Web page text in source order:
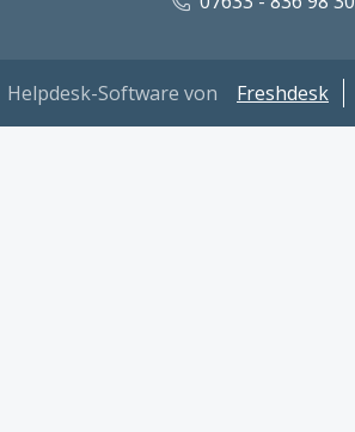
Helpdesk-Software von Freshdesk